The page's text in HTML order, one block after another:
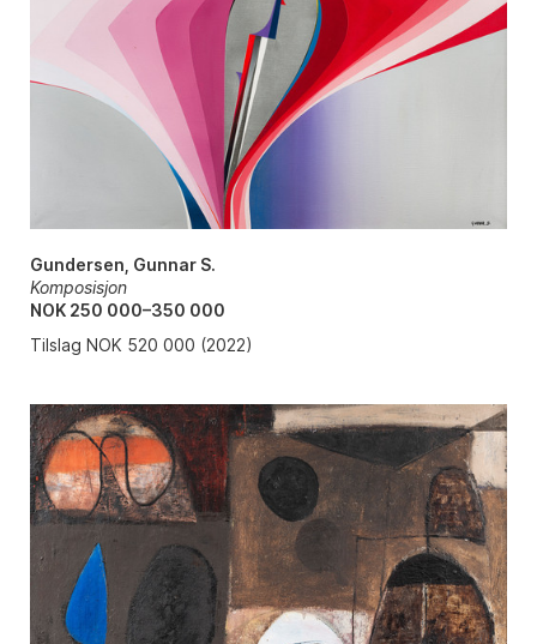
Gundersen, Gunnar S.
Komposisjon
NOK 250 000–350 000
Tilslag NOK 520 000 (2022)